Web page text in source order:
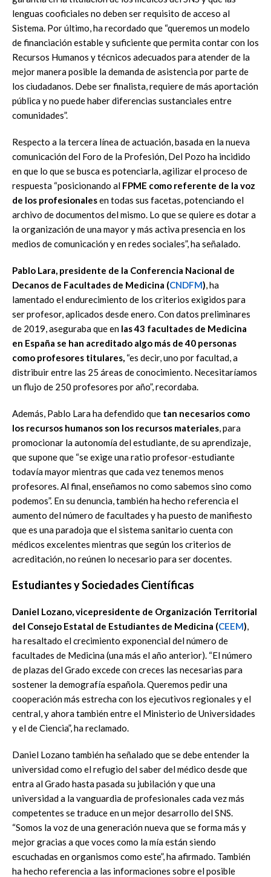
lenguas cooficiales no deben ser requisito de acceso al
Sistema. Por último, ha recordado que “queremos un modelo
de financiación estable y suficiente que permita contar con los
Recursos Humanos y técnicos adecuados para atender de la
mejor manera posible la demanda de asistencia por parte de
los ciudadanos. Debe ser finalista, requiere de más aportación
pública y no puede haber diferencias sustanciales entre
comunidades”.
Respecto a la tercera línea de actuación, basada en la nueva
comunicación del Foro de la Profesión, Del Pozo ha incidido
en que lo que se busca es potenciarla, agilizar el proceso de
respuesta “posicionando al FPME como referente de la voz
de los profesionalesen todas sus facetas, potenciando el
archivo de documentos del mismo. Lo que se quiere es dotar a
la organización de una mayor y más activa presencia en los
medios de comunicación y en redes sociales”, ha señalado.
Pablo Lara, presidente de la Conferencia Nacional de
Decanos de Facultades de Medicina (CNDFM), ha
lamentado el endurecimiento de los criterios exigidos para
ser profesor, aplicados desde enero. Con datos preliminares
de 2019, aseguraba que en las 43 facultades de Medicina
en España se han acreditado algo más de 40 personas
como profesores titulares, “es decir, uno por facultad, a
distribuir entre las 25 áreas de conocimiento. Necesitaríamos
un flujo de 250 profesores por año”, recordaba.
Además, Pablo Lara ha defendido que tan necesarios como
los recursos humanos son los recursos materiales, para
promocionar la autonomía del estudiante, de su aprendizaje,
que supone que “se exige una ratio profesor-estudiante
todavía mayor mientras que cada vez tenemos menos
profesores. Al final, enseñamos no como sabemos sino como
podemos”. En su denuncia, también ha hecho referencia el
aumento del número de facultades y ha puesto de manifiesto
que es una paradoja que el sistema sanitario cuenta con
médicos excelentes mientras que según los criterios de
acreditación, no reúnen lo necesario para ser docentes.
Estudiantes y Sociedades Científicas
Daniel Lozano, vicepresidente de Organización Territorial
del Consejo Estatal de Estudiantes de Medicina (CEEM),
ha resaltado el crecimiento exponencial del número de
facultades de Medicina (una más el año anterior). “El número
de plazas del Grado excede con creces las necesarias para
sostener la demografía española. Queremos pedir una
cooperación más estrecha con los ejecutivos regionales y el
central, y ahora también entre el Ministerio de Universidades
y el de Ciencia”, ha reclamado.
Daniel Lozano también ha señalado que se debe entender la
universidad como el refugio del saber del médico desde que
entra al Grado hasta pasada su jubilación y que una
universidad a la vanguardia de profesionales cada vez más
competentes se traduce en un mejor desarrollo del SNS.
“Somos la voz de una generación nueva que se forma más y
mejor gracias a que voces como la mía están siendo
escuchadas en organismos como este”, ha afirmado. También
ha hecho referencia a las informaciones sobre el posible